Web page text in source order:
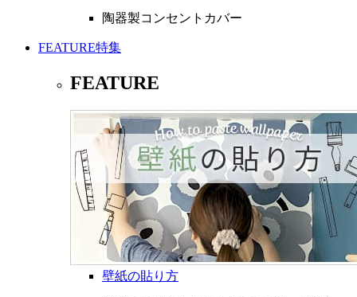
陶器製コンセントカバー
FEATURE特集
FEATURE
壁紙の貼り方